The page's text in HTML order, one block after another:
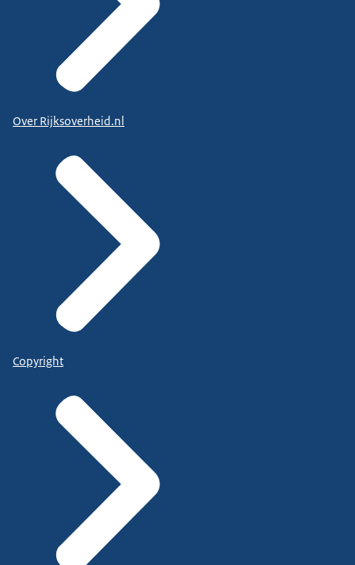
Over Rijksoverheid.nl
Copyright